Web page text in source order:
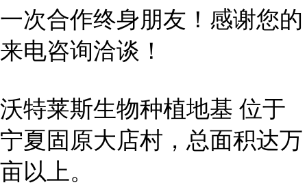
一次合作终身朋友！感谢您的
来电咨询洽谈！
沃特莱斯生物种植地基 位于
宁夏固原大店村，总面积达万
亩以上。